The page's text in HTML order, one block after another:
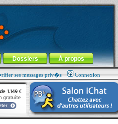
Dossiers À propos
ses messages priv�s Connexion